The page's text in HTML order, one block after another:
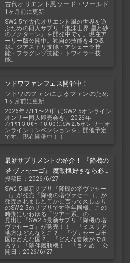
古代オリエント風ソード・ワールド
2.5
1ヶ月前に更新
SW2.5で古代オリエント風の世界を遊
ぶための同人サプリ『泡沫世界 星と砂
のノクターン』を開発中です。現在ア
ーリー版公開中。独自の技能を4つ収
録。ジアストリ技能・アシェーラ技
能・フラグレゾ技能・トワイラー技
能。
ソドワファンフェス開催中！
ソドワのファンによるファンのため
のお祭り！
1ヶ月前に更新
2026年7/11〜20日にSW2.5オンライン
オンリー同人即売会を、2026年
7/1913:00〜18:00にSW2.5オンリーオ
ンラインコンベンションを、開催予定
です。現在開催中！！
最新サプリメントの紹介！ 『降機の
塔 ヴァセーゴ』 魔動機好きなら必
見！ 随伴魔動機と旅に出よう！
投稿日：2026/6/27
SW2.5最新サプリ『降機の塔ヴァセー
ゴ』が発売『降機の塔ヴァセーゴ』が
発売されました何かと言って久しぶり
のSW2.5のサプリです昨年同様、この
時期にいわゆる「ツアー系」の、一...
見出し「SW2.5最新サプリ『降機の塔
ヴァセーゴ』が発売！！」「ミスリア
地方はどんなとこ？」「ヴァセーゴ王
国はどんな国？」「どんな冒険ができ
る？」「随伴魔動機！」「まとめ」 公
開日：2026/6/27